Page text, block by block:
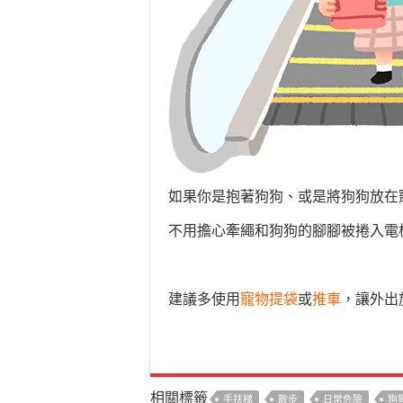
如果你是抱著狗狗、或是將狗狗放
不用擔心牽繩和狗狗的腳腳被捲入
建議多使用寵物提袋或推車 ，讓外
相關標籤 手扶梯 散步 日常危險 狗